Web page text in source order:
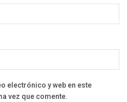
electrónico y web en este
vez que comente.